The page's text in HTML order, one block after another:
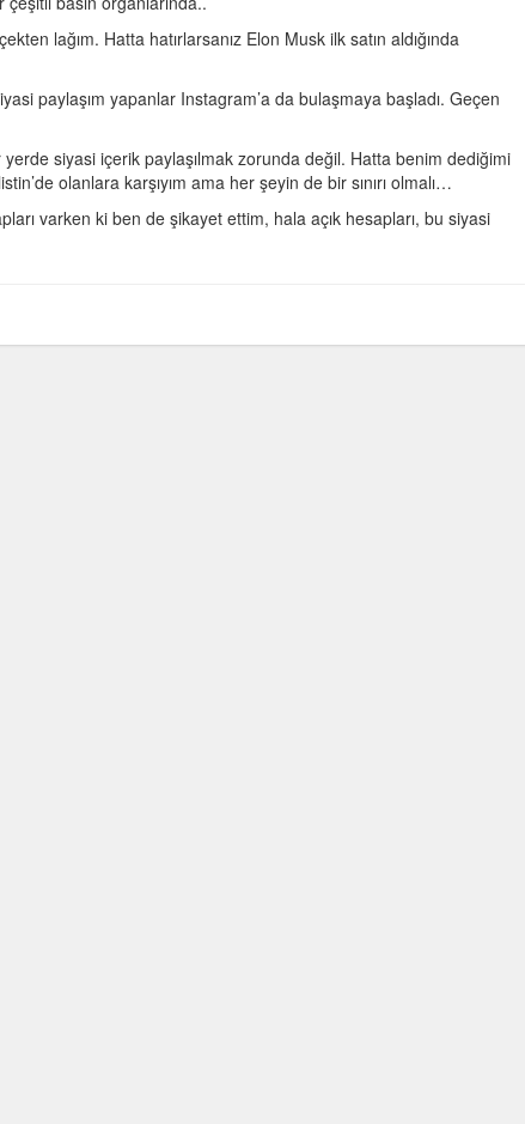
lağım. Hatta hatırlarsanız Elon Musk ilk satın aldığında
paylaşım yapanlar Instagram’a da bulaşmaya başladı. Geçen
siyasi içerik paylaşılmak zorunda değil. Hatta benim dediğimi
olanlara karşıyım ama her şeyin de bir sınırı olmalı…
varken ki ben de şikayet ettim, hala açık hesapları, bu siyasi